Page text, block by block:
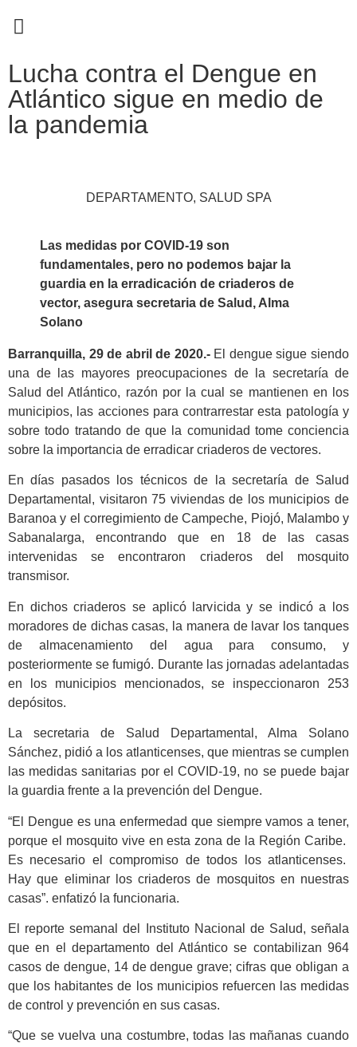
Lucha contra el Dengue en
Atlántico sigue en medio de
la pandemia
DEPARTAMENTO, SALUD SPA
Las medidas por COVID-19 son
fundamentales, pero no podemos bajar la
guardia en la erradicación de criaderos de
vector, asegura secretaria de Salud, Alma
Solano
Barranquilla, 29 de abril de 2020.- El dengue sigue siendo
una de las mayores preocupaciones de la secretaría de
Salud del Atlántico, razón por la cual se mantienen en los
municipios, las acciones para contrarrestar esta patología y
sobre todo tratando de que la comunidad tome conciencia
sobre la importancia de erradicar criaderos de vectores.
En días pasados los técnicos de la secretaría de Salud
Departamental, visitaron 75 viviendas de los municipios de
Baranoa y el corregimiento de Campeche, Piojó, Malambo y
Sabanalarga, encontrando que en 18 de las casas
intervenidas se encontraron criaderos del mosquito
transmisor.
En dichos criaderos se aplicó larvicida y se indicó a los
moradores de dichas casas, la manera de lavar los tanques
de almacenamiento del agua para consumo, y
posteriormente se fumigó. Durante las jornadas adelantadas
en los municipios mencionados, se inspeccionaron 253
depósitos.
La secretaria de Salud Departamental, Alma Solano
Sánchez, pidió a los atlanticenses, que mientras se cumplen
las medidas sanitarias por el COVID-19, no se puede bajar
la guardia frente a la prevención del Dengue.
“El Dengue es una enfermedad que siempre vamos a tener,
porque el mosquito vive en esta zona de la Región Caribe.
Es necesario el compromiso de todos los atlanticenses.
Hay que eliminar los criaderos de mosquitos en nuestras
casas”. enfatizó la funcionaria.
El reporte semanal del Instituto Nacional de Salud, señala
que en el departamento del Atlántico se contabilizan 964
casos de dengue, 14 de dengue grave; cifras que obligan a
que los habitantes de los municipios refuercen las medidas
de control y prevención en sus casas.
“Que se vuelva una costumbre, todas las mañanas cuando